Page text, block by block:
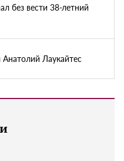
без вести 38-летний
Анатолий Лаукайтес